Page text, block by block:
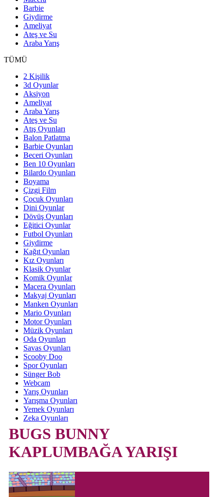
Barbie
Giydirme
Ameliyat
Ateş ve Su
Araba Yarış
TÜMÜ
2 Kişilik
3d Oyunlar
Aksiyon
Ameliyat
Araba Yarış
Ateş ve Su
Atış Oyunları
Balon Patlatma
Barbie Oyunları
Beceri Oyunları
Ben 10 Oyunları
Bilardo Oyunları
Boyama
Çizgi Film
Çocuk Oyunları
Dini Oyunlar
Dövüş Oyunları
Eğitici Oyunlar
Futbol Oyunları
Giydirme
Kağıt Oyunları
Kız Oyunları
Klasik Oyunlar
Komik Oyunlar
Macera Oyunları
Makyaj Oyunları
Manken Oyunları
Mario Oyunları
Motor Oyunları
Müzik Oyunları
Oda Oyunları
Savas Oyunları
Scooby Doo
Spor Oyunları
Sünger Bob
Webcam
Yarış Oyunları
Yarışma Oyunları
Yemek Oyunları
Zeka Oyunları
BUGS BUNNY
KAPLUMBAĞA YARIŞI